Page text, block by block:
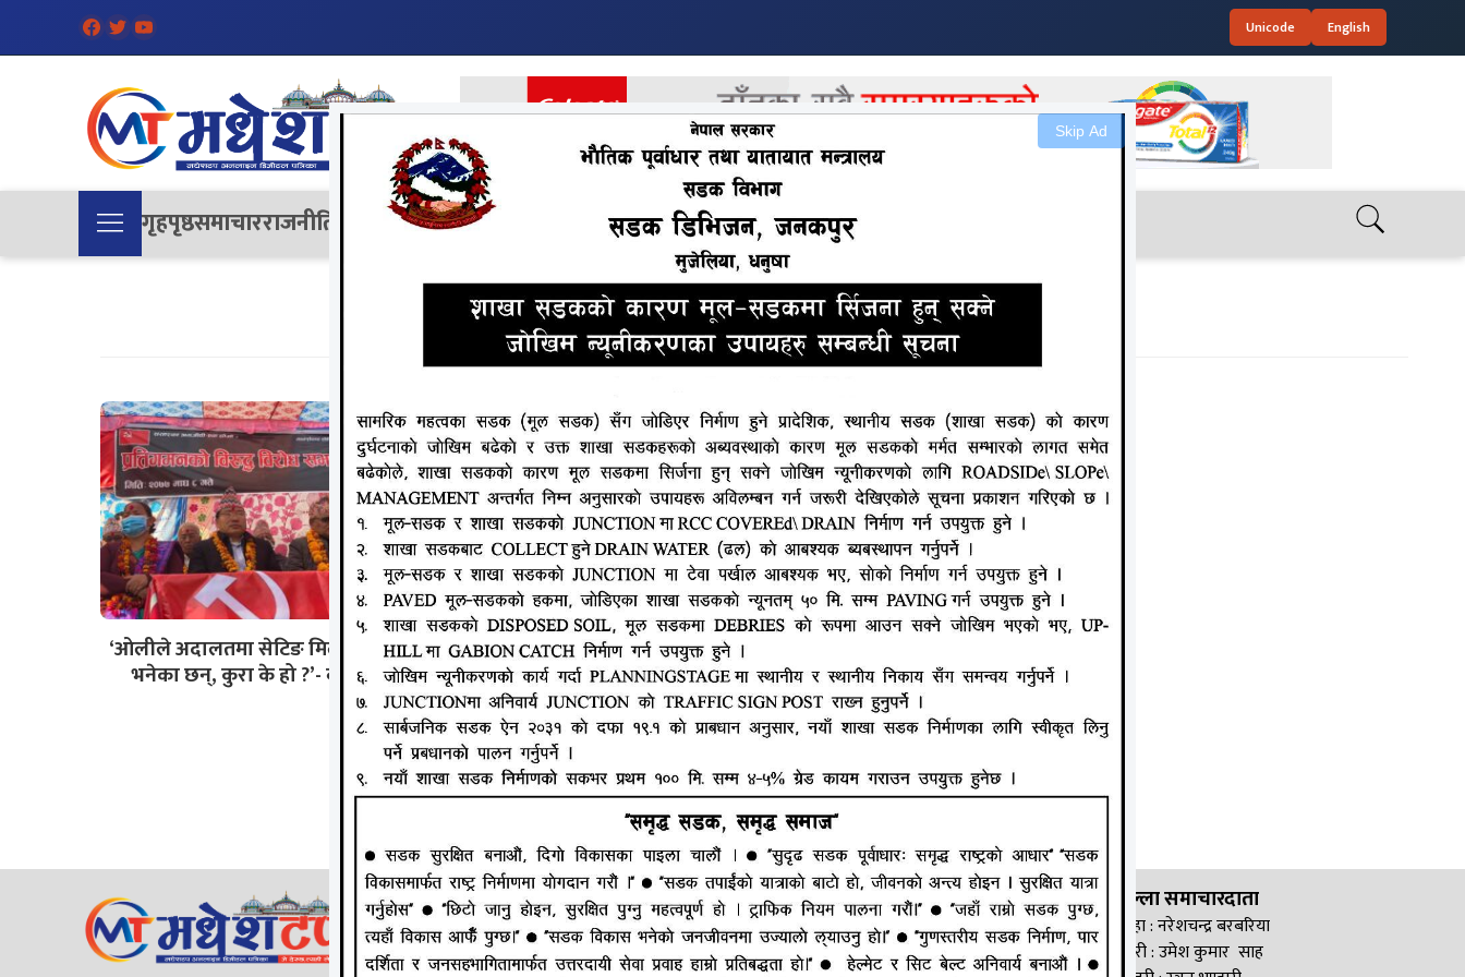
Skip Ad
Unicode English
गृहपृष्ठसमाचारराजनीति देश विचार अन्तराष्ट्रियखेलकुदमनोरन्जनअन्य
सेटिङ मिलाएको छु
‘ओलीले अदालतमा सेटिङ मिलाएको छु
भनेका छन्, कुरा के हो ?’- वर्षमान
जानकी न्यूज नेटवर्क
ठेगाना: लक्ष्मीनियाँ -७, मधेश प्रदेश
सम्पर्क नं. : +977-9844100829
हाम्रो टीम
सम्पादक : राजेश कुमार झा
समाचार संयोजक : राजन झा
जिल्ला समाचारदाता
सिरहा : नरेशचन्द्र बरबरिया
सप्तरी : उमेश कुमार साह